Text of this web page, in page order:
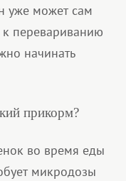
уже может сам
к перевариванию
начинать
прикорм?
во время еды
микродозы